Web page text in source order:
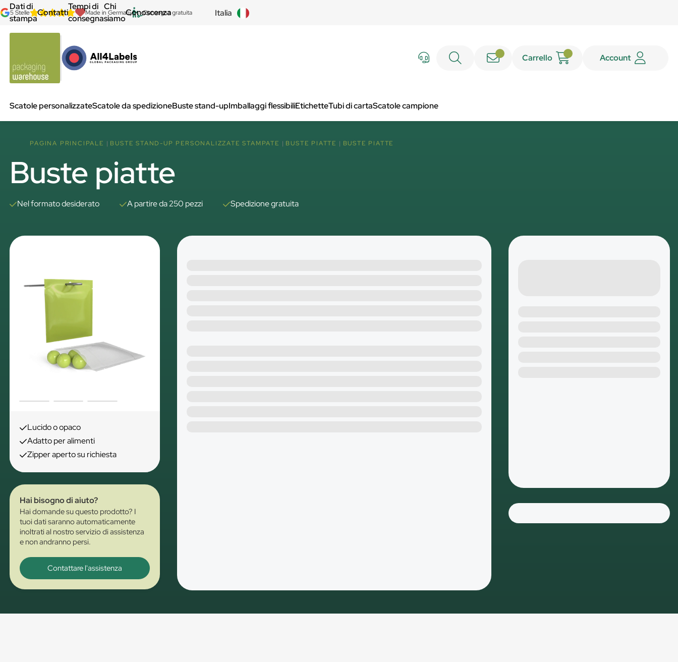
5 Stelle Made in Germany Consegna gratuita Italia
Carrello Account
Scatole personalizzateScatole da spedizioneBuste stand-upImballaggi flessibiliEtichetteTubi di cartaScatole campione
Dati di
stampa
Contatti
Tempi di
consegna
Chi
siamo
Conoscenza
PAGINA PRINCIPALE BUSTE STAND-UP PERSONALIZZATE STAMPATE BUSTE PIATTE BUSTE PIATTE
Buste piatte
Nel formato desiderato A partire da 250 pezzi Spedizione gratuita
Lucido o opaco
Adatto per alimenti
Zipper aperto su richiesta
Hai bisogno di aiuto?
Hai domande su questo prodotto? I
tuoi dati saranno automaticamente
inoltrati al nostro servizio di assistenza
e non andranno persi.
Contattare l'assistenza